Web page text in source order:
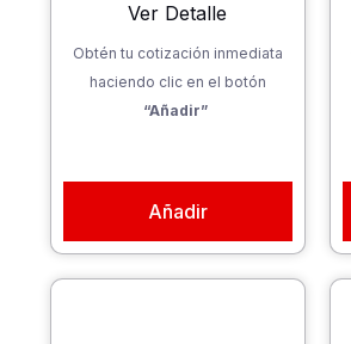
Ver Detalle
Obtén tu cotización inmediata
haciendo clic en el botón
“Añadir”
Añadir